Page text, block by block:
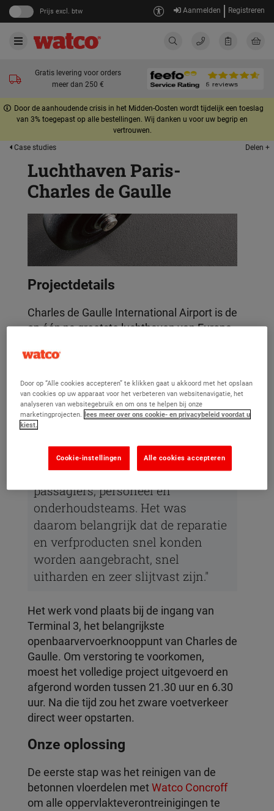
Prijs excl. btw Aanmelden Registreren
Gratis levering voor orders
meer dan 250 €
Door de aanhoudende crisis in het Midden-Oosten wordt tijdelijk een toeslag
van 3% toegepast op alle bestellingen. Wij danken u voor uw begrip en
vertrouwen.
Case studies
Delen +
Luchthaven Paris-
Charles de Gaulle
Projectdetails
Charles de Gaulle International Airport is de
op één na grootste luchthaven van Europa,
ligt net buiten Parijs en verwerkt jaarlijks
is het vaak een uitdaging om tijd te vinden
voor onderhoud en reparaties.
moeten voortdurend zwaar
verkeer aankunnen van
passagiers, personeel en
onderhoudsteams. Het was
daarom belangrijk dat de reparatie
en verfproducten snel konden
worden aangebracht, snel
uitharden en zeer slijtvast zijn."
Het werk vond plaats bij de ingang van
Terminal 3, het belangrijkste
openbaarvervoerknooppunt van Charles de
Gaulle. Om verstoring te voorkomen,
moest het volledige project uitgevoerd en
afgerond worden tussen 21.30 uur en 6.30
uur. Na die tijd zou het zware voetverkeer
direct weer opstarten.
Onze oplossing
De eerste stap was het reinigen van de
betonnen vloerdelen met Watco Concroff
om alle oppervlakteverontreinigingen te
Door op “Alle cookies accepteren” te klikken gaat u akkoord met het opslaan
van cookies op uw apparaat voor het verbeteren van websitenavigatie, het
analyseren van websitegebruik en om ons te helpen bij onze
marketingprojecten. lees meer over ons cookie- en privacybeleid voordat u
kiest.
Alle cookies accepteren
Cookie-instellingen